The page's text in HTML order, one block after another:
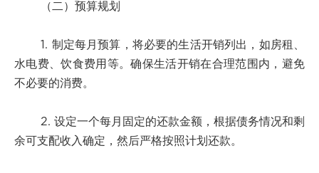
（二）预算规划
1. 制定每月预算，将必要的生活开销列出，如房租、
水电费、饮食费用等。确保生活开销在合理范围内，避免
不必要的消费。
2. 设定一个每月固定的还款金额，根据债务情况和剩
余可支配收入确定，然后严格按照计划还款。